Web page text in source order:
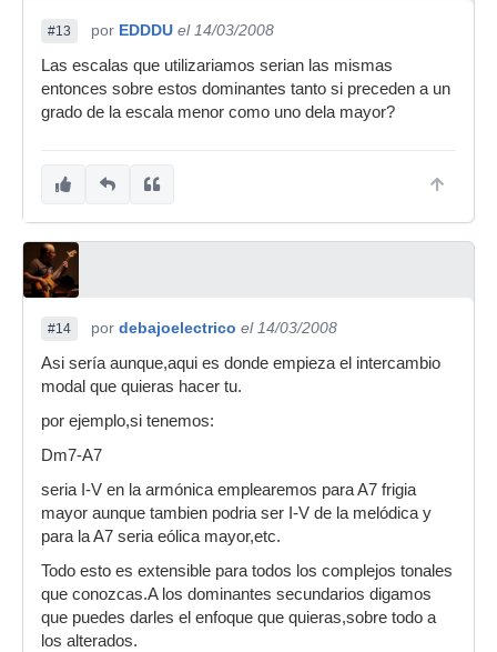
#13 por EDDDU el 14/03/2008
Las escalas que utilizariamos serian las mismas
entonces sobre estos dominantes tanto si preceden a un
grado de la escala menor como uno dela mayor?
#14 por debajoelectrico el 14/03/2008
Asi sería aunque,aqui es donde empieza el intercambio
modal que quieras hacer tu.
por ejemplo,si tenemos:
Dm7-A7
seria I-V en la armónica emplearemos para A7 frigia
mayor aunque tambien podria ser I-V de la melódica y
para la A7 seria eólica mayor,etc.
Todo esto es extensible para todos los complejos tonales
que conozcas.A los dominantes secundarios digamos
que puedes darles el enfoque que quieras,sobre todo a
los alterados.